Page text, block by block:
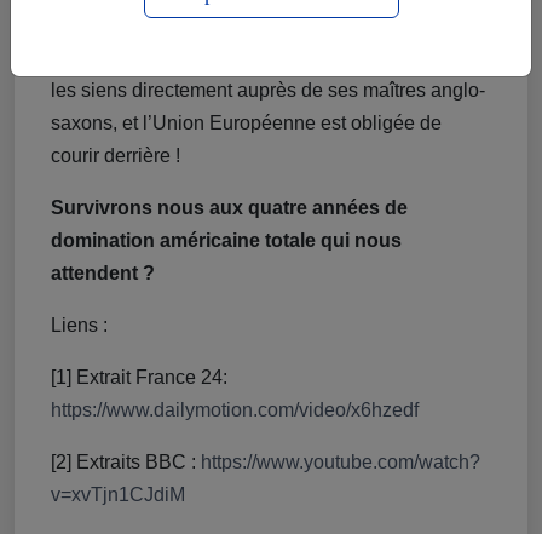
ne passent même plus par l’Union Européenne
les siens directement auprès de ses maîtres anglo-
saxons, et l’Union Européenne est obligée de
courir derrière !
Survivrons nous aux quatre années de
domination américaine totale qui nous
attendent ?
Liens :
[1] Extrait France 24:
https://www.dailymotion.com/video/x6hzedf
[2] Extraits BBC : https://www.youtube.com/watch?
v=xvTjn1CJdiM